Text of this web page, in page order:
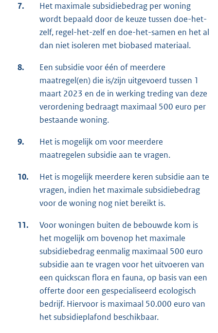
7.
Het maximale subsidiebedrag per woning
wordt bepaald door de keuze tussen doe-het-
zelf, regel-het-zelf en doe-het-samen en het al
dan niet isoleren met biobased materiaal.
8.
Een subsidie voor één of meerdere
maatregel(en) die is/zijn uitgevoerd tussen 1
maart 2023 en de in werking treding van deze
verordening bedraagt maximaal 500 euro per
bestaande woning.
9.
Het is mogelijk om voor meerdere
maatregelen subsidie aan te vragen.
10.
Het is mogelijk meerdere keren subsidie aan te
vragen, indien het maximale subsidiebedrag
voor de woning nog niet bereikt is.
11.
Voor woningen buiten de bebouwde kom is
het mogelijk om bovenop het maximale
subsidiebedrag eenmalig maximaal 500 euro
subsidie aan te vragen voor het uitvoeren van
een quickscan flora en fauna, op basis van een
offerte door een gespecialiseerd ecologisch
bedrijf. Hiervoor is maximaal 50.000 euro van
het subsidieplafond beschikbaar.